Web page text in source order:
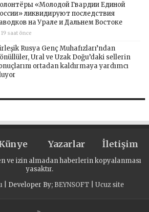
«Молодой Гвардии Единой
ликвидируют последствия
на Урале и Дальнем Востоке
19 saat önce
Rusya Genç Muhafızları’ndan
Ural ve Uzak Doğu’daki sellerin
ortadan kaldırmaya yardımcı
Yazarlar İletişim
ve izin almadan haberlerin kopyalanması
yasaktır.
| Developer By; BEYNSOFT Ucuz site